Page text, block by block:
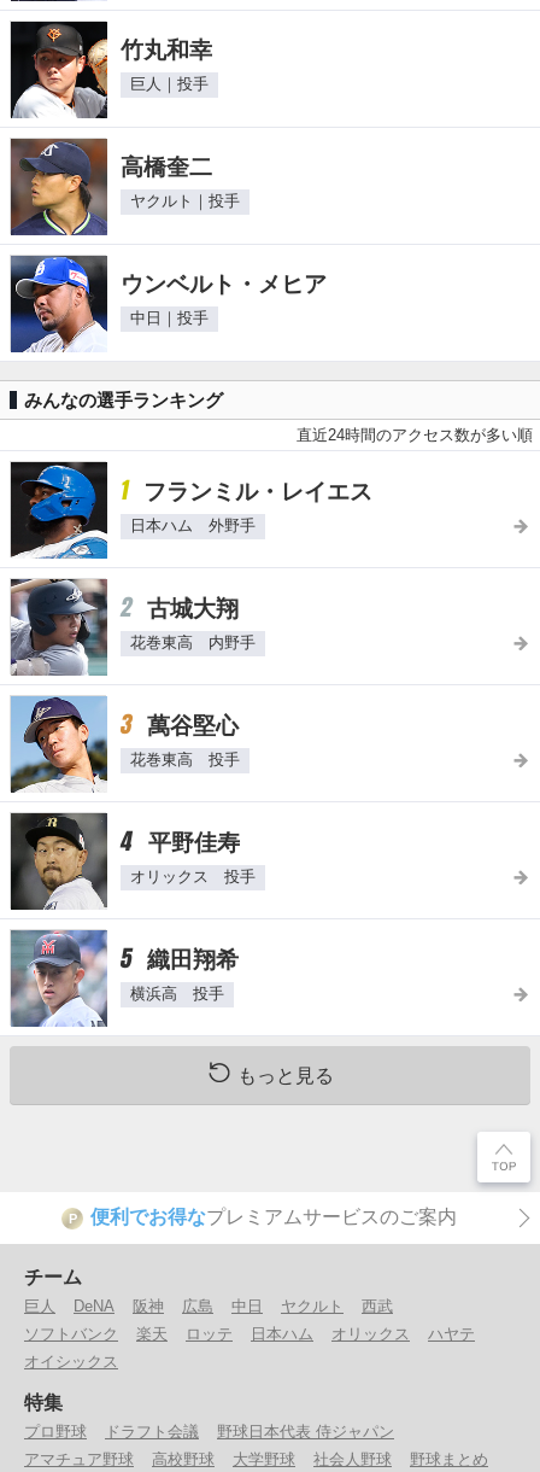
竹丸和幸
巨人｜投手
高橋奎二
ヤクルト｜投手
ウンベルト・メヒア
中日｜投手
みんなの選手ランキング
直近24時間のアクセス数が多い順
1 フランミル・レイエス
日本ハム 外野手
2 古城大翔
花巻東高 内野手
3 萬谷堅心
花巻東高 投手
4 平野佳寿
オリックス 投手
5 織田翔希
横浜高 投手
もっと見る
P 便利でお得なプレミアムサービスのご案内
チーム
巨人 DeNA 阪神 広島 中日 ヤクルト
西武
ソフトバンク
楽天 ロッテ 日本ハム オリックス
ハヤテ
オイシックス
特集
プロ野球 ドラフト会議
野球日本代表 侍ジャパン
アマチュア野球
高校野球 大学野球 社会人野球 野球まとめ